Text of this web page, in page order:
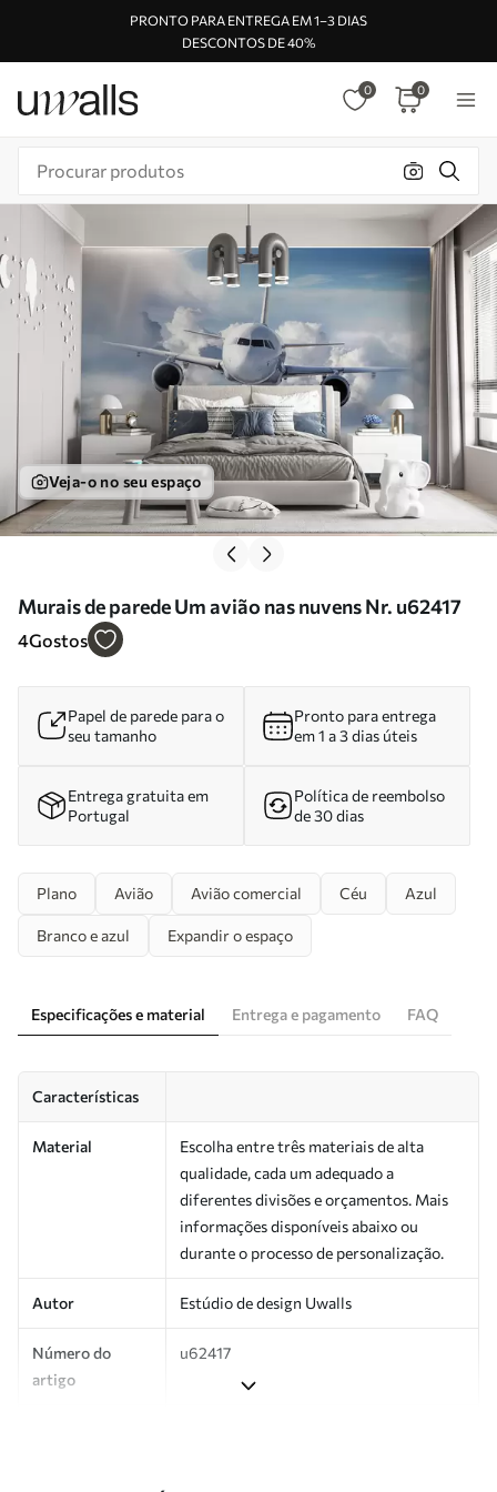
PRONTO PARA ENTREGA EM 1–3 DIAS
DESCONTOS DE 40%
0 0
Veja-o no seu espaço
Murais de parede Um avião nas nuvens Nr. u62417
4Gostos
Papel de parede para o
seu tamanho
Pronto para entrega
em 1 a 3 dias úteis
Entrega gratuita em
Portugal
Política de reembolso
de 30 dias
Plano Avião Avião comercial Céu Azul
Branco e azul Expandir o espaço
Especificações e material Entrega e pagamento FAQ
Características
Material
Escolha entre três materiais de alta
qualidade, cada um adequado a
diferentes divisões e orçamentos. Mais
informações disponíveis abaixo ou
durante o processo de personalização.
Autor Estúdio de design Uwalls
Número do
artigo
u62417